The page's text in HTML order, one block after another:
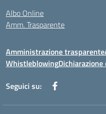
Albo Online
Amm. Trasparente
Amministrazione trasparente
Whistleblowing
Seguici su: